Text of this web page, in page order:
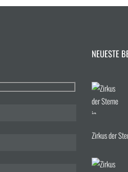
NEUESTE
Zirkus der